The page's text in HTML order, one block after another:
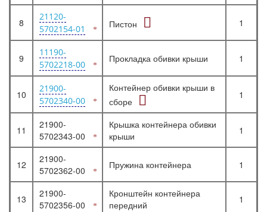
8
21120-
5702154-01
Пистон 1
9
11190-
5702218-00
Прокладка обивки крыши 1
10
21900-
5702340-00
Контейнер обивки крыши в
сборе
1
11
21900-
5702343-00
Крышка контейнера обивки
крыши
1
12
21900-
5702362-00
Пружина контейнера 1
13
21900-
5702356-00
Кронштейн контейнера
передний
1